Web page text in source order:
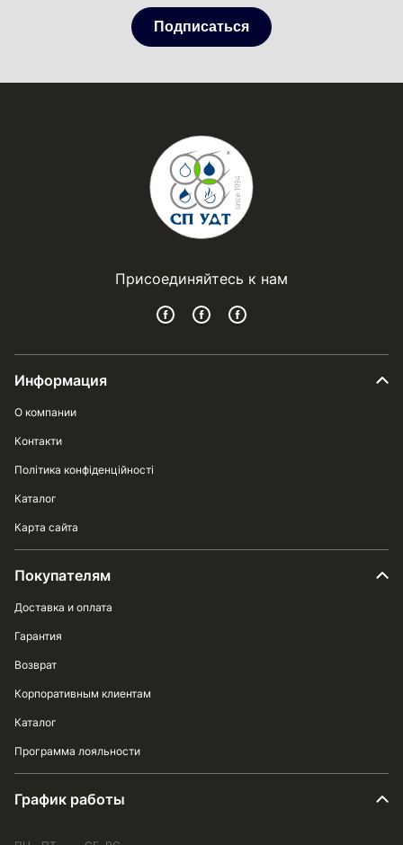
Подписаться
Присоединяйтесь к нам
Информация
О компании
Контакти
Політика конфіденційності
Каталог
Карта сайта
Покупателям
Доставка и оплата
Гарантия
Возврат
Корпоративным клиентам
Каталог
Программа лояльности
График работы